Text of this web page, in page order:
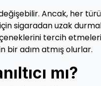
Ancak, her
sigaradan uzak
tercih etmeleri
bir adım atmış olurlar.
mı?